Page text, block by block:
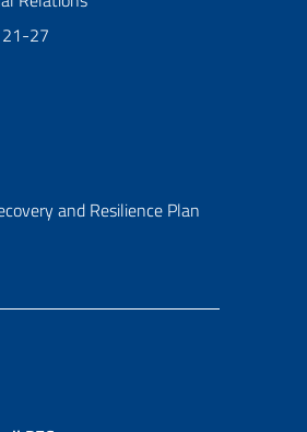
21-27
and Resilience Plan